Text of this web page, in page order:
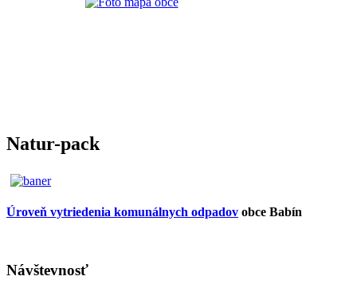
Natur-pack
Úroveň vytriedenia komunálnych odpadov obce Babín
Návštevnosť